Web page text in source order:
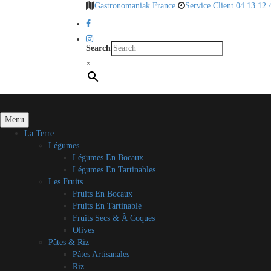
Gastronomaniak France Service Client
Search
×
Menu
La Terre
Légumes
Légumes En Bocaux
Légumes En Tartinables
Les Fruits
Fruits En Bocaux
Fruits En Tartinable
Fruits Secs & À Coques
Olives
Pâtes & Riz
Pâtes Artisanales
Riz